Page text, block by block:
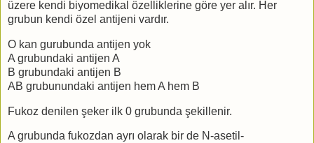
üzere kendi biyomedikal özelliklerine göre yer alır. Her
grubun kendi özel antijeni vardır.
O kan gurubunda antijen yok
A grubundaki antijen A
B grubundaki antijen B
AB grubunundaki antijen hem A hem B
Fukoz denilen şeker ilk 0 grubunda şekillenir.
A grubunda fukozdan ayrı olarak bir de N-asetil-